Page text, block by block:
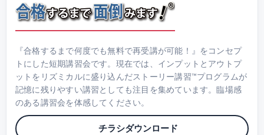
『合格するまで何度でも無料で再受講が可能！』をコンセプ
トにした短期講習会です。現在では、インプットとアウトプ
ットをリズミカルに盛り込んだストーリー講習™プログラムが
記憶に残りやすい講習としても注目を集めています。臨場感
のある講習会を体感してください。
チラシダウンロード